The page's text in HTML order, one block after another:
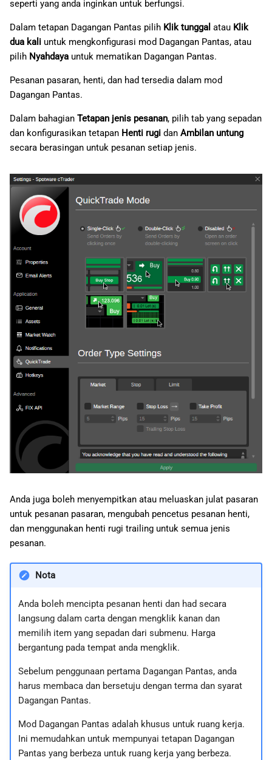
seperti yang anda inginkan untuk berfungsi.
Dalam tetapan Dagangan Pantas pilih Klik tunggal atau Klik
dua kali untuk mengkonfigurasi mod Dagangan Pantas, atau
pilih Nyahdaya untuk mematikan Dagangan Pantas.
Pesanan pasaran, henti, dan had tersedia dalam mod
Dagangan Pantas.
Dalam bahagian Tetapan jenis pesanan, pilih tab yang sepadan
dan konfigurasikan tetapan Henti rugi dan Ambilan untung
secara berasingan untuk pesanan setiap jenis.
Anda juga boleh menyempitkan atau meluaskan julat pasaran
untuk pesanan pasaran, mengubah pencetus pesanan henti,
dan menggunakan henti rugi trailing untuk semua jenis
pesanan.
Nota
Anda boleh mencipta pesanan henti dan had secara
langsung dalam carta dengan mengklik kanan dan
memilih item yang sepadan dari submenu. Harga
bergantung pada tempat anda mengklik.
Sebelum penggunaan pertama Dagangan Pantas, anda
harus membaca dan bersetuju dengan terma dan syarat
Dagangan Pantas.
Mod Dagangan Pantas adalah khusus untuk ruang kerja.
Ini memudahkan untuk mempunyai tetapan Dagangan
Pantas yang berbeza untuk ruang kerja yang berbeza.